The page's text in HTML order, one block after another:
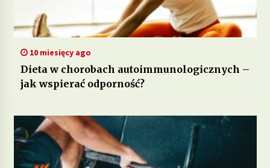
10 miesięcy ago
Dieta w chorobach autoimmunologicznych –
jak wspierać odporność?